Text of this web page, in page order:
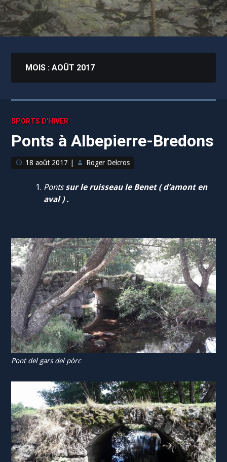
MOIS :AOÛT 2017
SPORTS D'HIVER
Ponts à Albepierre-Bredons
18 août 2017 Roger Delcros
Pontssur le ruisseau le Benet ( d’amont en
aval ) .
Pont del gars del pòrc